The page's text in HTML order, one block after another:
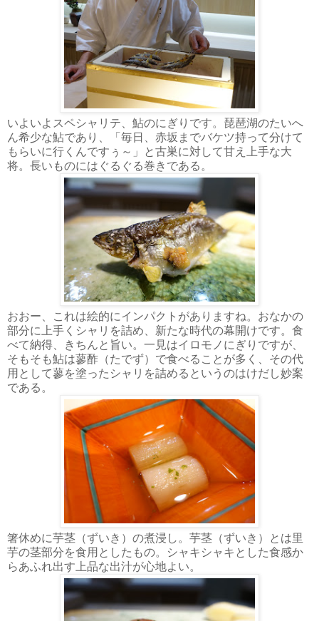
いよいよスペシャリテ、鮎のにぎりです。琵琶湖のたいへ
ん希少な鮎であり、「毎日、赤坂までバケツ持って分けて
もらいに行くんですぅ～」と古巣に対して甘え上手な大
将。長いものにはぐるぐる巻きである。
おおー、これは絵的にインパクトがありますね。おなかの
部分に上手くシャリを詰め、新たな時代の幕開けです。食
べて納得、きちんと旨い。一見はイロモノにぎりですが、
そもそも鮎は蓼酢（たでず）で食べることが多く、その代
用として蓼を塗ったシャリを詰めるというのはけだし妙案
である。
箸休めに芋茎（ずいき）の煮浸し。芋茎（ずいき）とは里
芋の茎部分を食用としたもの。シャキシャキとした食感か
らあふれ出す上品な出汁が心地よい。